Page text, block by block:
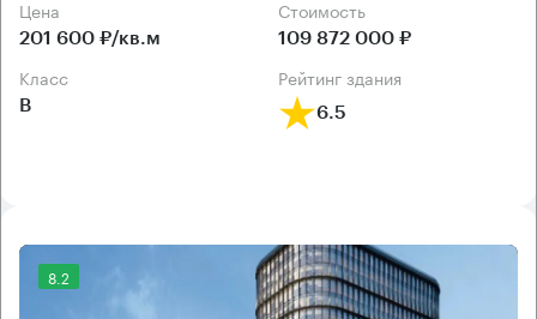
Цена
201 600 ₽/кв.м
Cтоимость
109 872 000 ₽
класс
B
рейтинг здания
6.5
8.2